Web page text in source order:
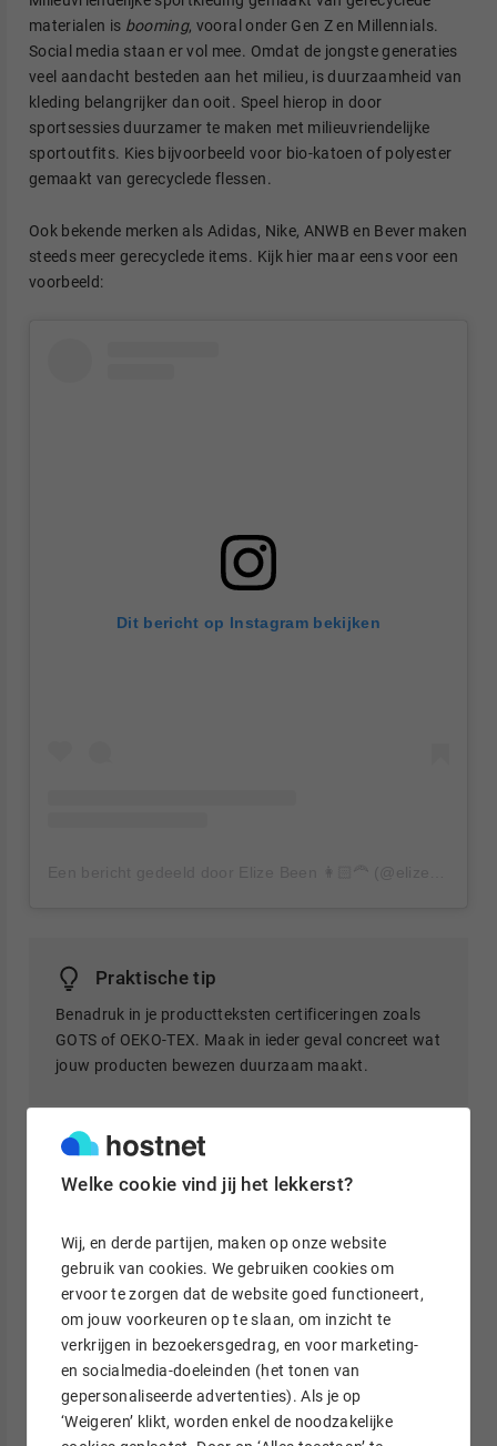
Welke cookie vind jij het lekkerst?
Wij, en derde partijen, maken op onze website
gebruik van cookies. We gebruiken cookies om
ervoor te zorgen dat de website goed functioneert,
om jouw voorkeuren op te slaan, om inzicht te
verkrijgen in bezoekersgedrag, en voor marketing-
en socialmedia-doeleinden (het tonen van
gepersonaliseerde advertenties). Als je op
‘Weigeren’ klikt, worden enkel de noodzakelijke
materialen is booming, vooral onder Gen Z en Millennials.
Social media staan er vol mee. Omdat de jongste generaties
veel aandacht besteden aan het milieu, is duurzaamheid van
kleding belangrijker dan ooit. Speel hierop in door
sportsessies duurzamer te maken met milieuvriendelijke
sportoutfits. Kies bijvoorbeeld voor bio-katoen of polyester
gemaakt van gerecyclede flessen.
Ook bekende merken als Adidas, Nike, ANWB en Bever maken
steeds meer gerecyclede items. Kijk hier maar eens voor een
voorbeeld:
Dit bericht op Instagram bekijken
Praktische tip
Benadruk in je productteksten certificeringen zoals
GOTS of OEKO-TEX. Maak in ieder geval concreet wat
jouw producten bewezen duurzaam maakt.
6. Ondergoed
We hebben het allemaal nodig: ondergoed. Dat maakt dit een
en zwarte strings kennen we wel. Dus kun jij misschien iets
unieks bedenken? Denk aan speciale sportbh’s die wél goed
zitten tijdens het hardlopen, of boxershorts met vrolijke
prints of slips in grotere maten voor de vollere vrouw.
Vind je eigen niche en verkoop een product dat juist deze
doelgroep aanspreekt. Benoem ook de unieke eigenschappen
van jouw ondergoed, zodat je opvalt tussen grote namen als
Hunkemöller en Calvin Klein.